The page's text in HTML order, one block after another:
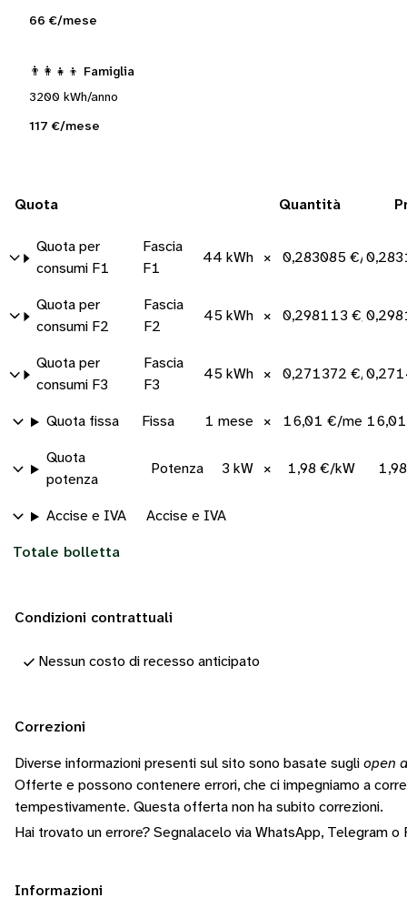
66 €/mese
👨‍👩‍👧‍👦 Famiglia
3200 kWh/anno
117 €/mese
Quota Quantità
Quota per
consumi F1
Fascia
F1
44 kWh × 0,283085 €/kWh
Quota per
consumi F2
Fascia
F2
45 kWh × 0,298113 €/kWh
Quota per
consumi F3
Fascia
F3
45 kWh × 0,271372 €/kWh
Quota fissa Fissa 1 mese × 16,01 €/mese
Quota
potenza
Potenza 3 kW × 1,98 €/kW
Accise e IVA Accise e IVA
Totale bolletta
Condizioni contrattuali
Nessun costo di recesso anticipato
Correzioni
Diverse informazioni presenti sul sito sono basate sugli open
Offerte e possono contenere errori, che ci impegniamo a
tempestivamente. Questa offerta non ha subito correzioni.
Hai trovato un errore? Segnalacelo via WhatsApp, Telegram o
Informazioni